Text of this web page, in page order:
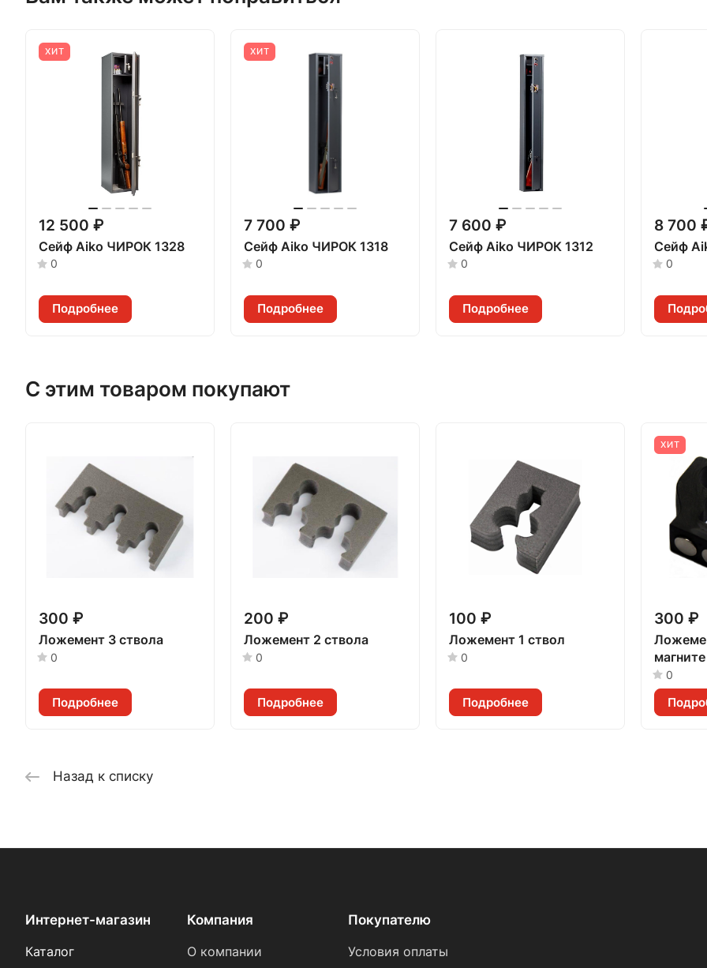
ХИТ
12 500 ₽
Сейф Aiko ЧИРОК 1328
0
Подробнее
ХИТ
7 700 ₽
Сейф Aiko ЧИРОК 1318
0
Подробнее
7 600 ₽
Сейф Aiko ЧИРОК 1312
0
Подробнее
8 700
Сейф
0
С этим товаром покупают
300 ₽
Ложемент 3 ствола
0
Подробнее
200 ₽
Ложемент 2 ствола
0
Подробнее
100 ₽
Ложемент 1 ствол
0
Подробнее
ХИТ
300 ₽
0
Назад к списку
Интернет-магазин
Каталог
Компания
О компании
Покупателю
Условия оплаты